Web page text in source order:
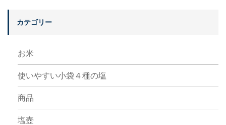
カテゴリー
お米
使いやすい小袋４種の塩
商品
塩壺